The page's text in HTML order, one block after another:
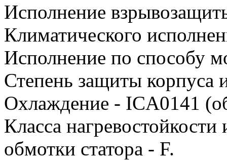
Исполнение
Климатического
Исполнение по способу
Степень защиты
Охлаждение - ICA0141
Класса
обмотки статора - F.